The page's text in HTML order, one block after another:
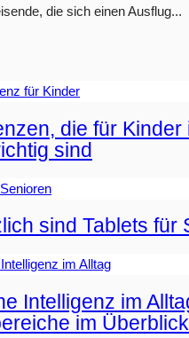
die sich einen Ausflug...
die für Kinder
sind
sind Tablets für
Intelligenz im
im Überblick